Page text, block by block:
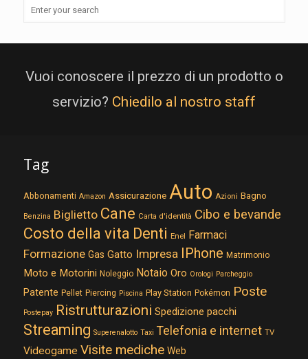
Vuoi conoscere il prezzo di un prodotto o
servizio? Chiedilo al nostro staff
Tag
Abbonamenti Amazon Assicurazione Auto Azioni Bagno
Benzina Biglietto Cane Carta d'identità Cibo e bevande
Costo della vita Denti Enel Farmaci
Formazione Gas Gatto Impresa IPhone Matrimonio
Moto e Motorini Noleggio Notaio Oro Orologi Parcheggio
Patente Pellet Piercing Piscina Play Station Pokémon Poste
Postepay Ristrutturazioni Spedizione pacchi
Streaming Superenalotto Taxi Telefonia e internet TV
Videogame Visite mediche Web